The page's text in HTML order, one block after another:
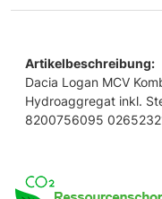
Artikelbeschreibung:
Dacia Logan MCV
Hydroaggregat inkl.
8200756095